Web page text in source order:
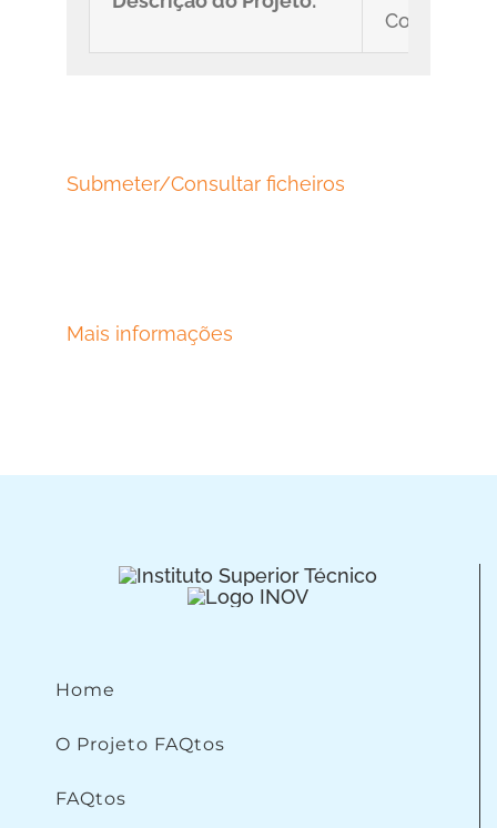
Com este
Submeter/Consultar ficheiros
Mais informações
Home
O Projeto FAQtos
FAQtos